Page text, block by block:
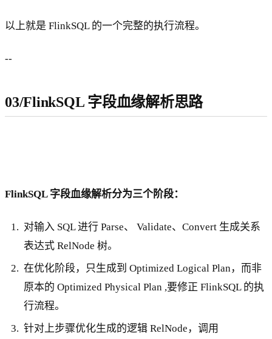
以上就是 FlinkSQL 的一个完整的执行流程。
--
03/FlinkSQL 字段血缘解析思路
FlinkSQL 字段血缘解析分为三个阶段：
对输入 SQL 进行 Parse、 Validate、Convert 生成关系
表达式 RelNode 树。
在优化阶段，只生成到 Optimized Logical Plan，而非
原本的 Optimized Physical Plan ,要修正 FlinkSQL 的执
行流程。
针对上步骤优化生成的逻辑 RelNode，调用